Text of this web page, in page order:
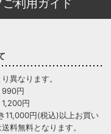
利用ガイド
異なります。
円
円
11,000円(税込)以上お買い
料無料となります。